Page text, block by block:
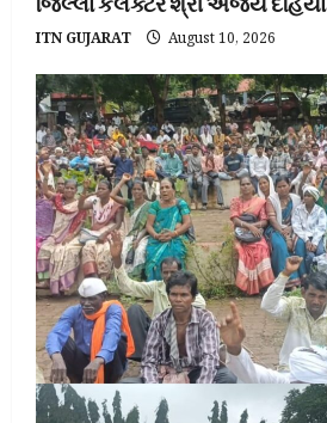
ITN GUJARAT August 10, 2026